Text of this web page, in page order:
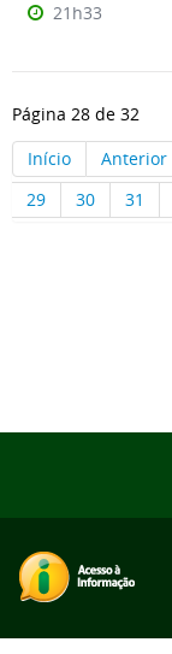
21h33
Página 28 de 32
Início
Anterior
29
30 31